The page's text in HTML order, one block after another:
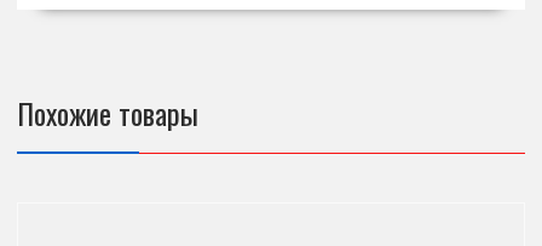
Похожие товары